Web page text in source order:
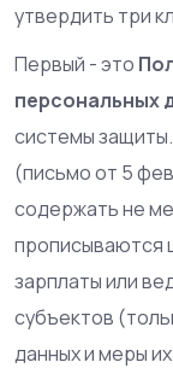
утвердить три
Первый - это
персональных
системы
(письмо от 5
содержать не
прописываются
зарплаты или
субъектов
данных и меры